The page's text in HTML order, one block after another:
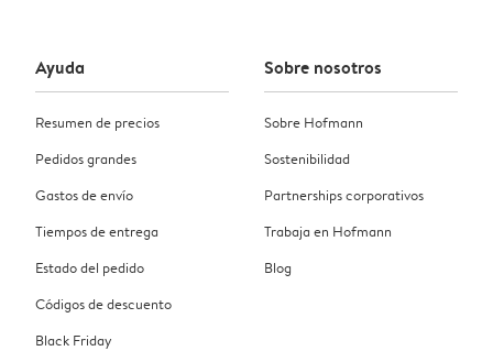
Ayuda
Resumen de precios
Pedidos grandes
Gastos de envío
Tiempos de entrega
Estado del pedido
Códigos de descuento
Black Friday
Sobre nosotros
Sobre Hofmann
Sostenibilidad
Partnerships corporativos
Trabaja en Hofmann
Blog